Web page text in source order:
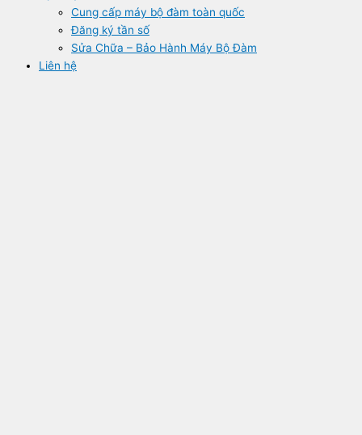
Cung cấp máy bộ đàm toàn quốc
Đăng ký tần số
Sửa Chữa – Bảo Hành Máy Bộ Đàm
Liên hệ